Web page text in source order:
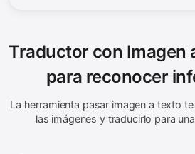
Traductor con Imagen
para reconocer
La herramienta pasar imagen a texto
las imágenes y traducirlo para